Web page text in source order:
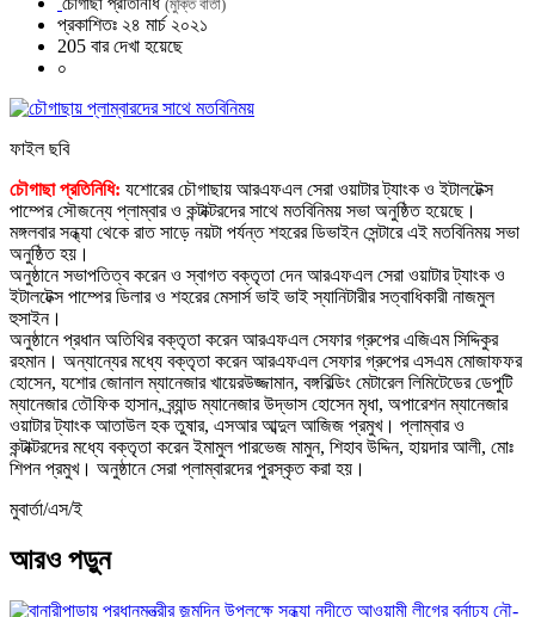
(মুক্তি বার্তা)
প্রকাশিতঃ ২৪ মার্চ ২০২১
205 বার দেখা হয়েছে
০
ফাইল ছবি
চৌগাছা প্রতিনিধি: যশোরের চৌগাছায় আরএফএল সেরা ওয়াটার ট্যাংক ও ইটালটেক্স
পাম্পের সৌজন্যে প্লাম্বার ও কন্টাক্টরদের সাথে মতবিনিময় সভা অনুষ্ঠিত হয়েছে।
মঙ্গলবার সন্ধ্যা থেকে রাত সাড়ে নয়টা পর্যন্ত শহরের ডিভাইন সেন্টারে এই মতবিনিময় সভা
অনুষ্ঠিত হয়।
অনুষ্ঠানে সভাপতিত্ব করেন ও স্বাগত বক্তৃতা দেন আরএফএল সেরা ওয়াটার ট্যাংক ও
ইটালটেক্স পাম্পের ডিলার ও শহরের মেসার্স ভাই ভাই স্যানিটারীর সত্বাধিকারী নাজমুল
হুসাইন।
অনুষ্ঠানে প্রধান অতিথির বক্তৃতা করেন আরএফএল সেফার গ্রুপের এজিএম সিদ্দিকুর
রহমান। অন্যান্যের মধ্যে বক্তৃতা করেন আরএফএল সেফার গ্রুপের এসএম মোজাফফর
হোসেন, যশোর জোনাল ম্যানেজার খায়েরউজ্জামান, বঙ্গবিল্ডিং মেটারেল লিমিটেডের ডেপুটি
ম্যানেজার তৌফিক হাসান, ব্র্যান্ড ম্যানেজার উদ্ভাস হোসেন মৃধা, অপারেশন ম্যানেজার
ওয়াটার ট্যাংক আতাউল হক তুষার, এসআর আব্দুল আজিজ প্রমুখ। প্লাম্বার ও
কন্টাক্টরদের মধ্যে বক্তৃতা করেন ইমামুল পারভেজ মামুন, শিহাব উদ্দিন, হায়দার আলী, মোঃ
শিপন প্রমুখ। অনুষ্ঠানে সেরা প্লাম্বারদের পুরস্কৃত করা হয়।
মুবার্তা/এস/ই
আরও পড়ুন